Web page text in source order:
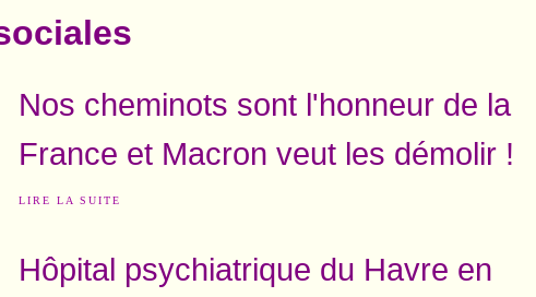
Nos cheminots sont l'honneur de la
France et Macron veut les démolir !
LIRE LA SUITE
Hôpital psychiatrique du Havre en